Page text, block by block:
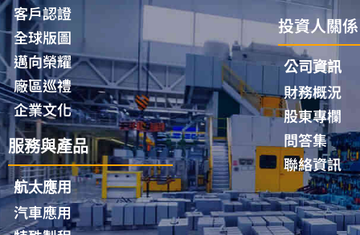
客戶認證
全球版圖
邁向榮耀
廠區巡禮
企業文化
服務與產品
航太應用
汽車應用
投資人關係
公司資訊
財務概況
股東專欄
問答集
聯絡資訊